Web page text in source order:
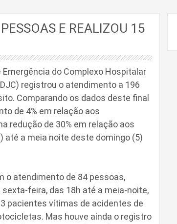
E REALIZOU 15
Emergência do Complexo Hospitalar
registrou o atendimento a 196
Comparando os dados deste final
de 4% em relação aos
redução de 30% em relação aos
até a meia noite deste domingo (5)
o atendimento de 84 pessoas,
feira, das 18h até a meia-noite,
pacientes vítimas de acidentes de
Mas houve ainda o registro